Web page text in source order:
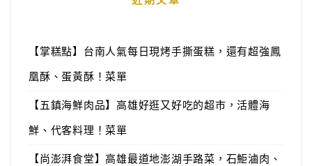
【掌糕點】台南人氣每日現烤手撕蛋糕，還有超強鳳
凰酥、蛋黃酥！菜單
【五鎮海鮮肉品】高雄好逛又好吃的超市，活體海
鮮、代客料理！菜單
【尚澎湃食堂】高雄最道地澎湖手路菜，石鮔滷肉、